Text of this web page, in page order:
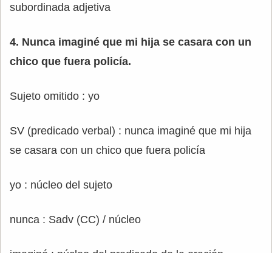
subordinada adjetiva
4. Nunca imaginé que mi hija se casara con un
chico que fuera policía.
Sujeto omitido : yo
SV (predicado verbal) : nunca imaginé que mi hija
se casara con un chico que fuera policía
yo : núcleo del sujeto
nunca : Sadv (CC) / núcleo